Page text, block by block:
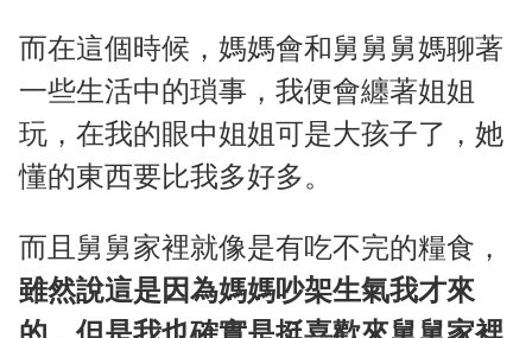
而在這個時候，媽媽會和舅舅舅媽聊著
一些生活中的瑣事，我便會纏著姐姐
玩，在我的眼中姐姐可是大孩子了，她
懂的東西要比我多好多。
而且舅舅家裡就像是有吃不完的糧食，
雖然說這是因為媽媽吵架生氣我才來